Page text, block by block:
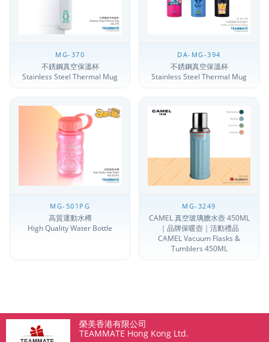
MG-370
不銹鋼真空保溫杯
Stainless Steel Thermal Mug
DA-MG-394
不銹鋼真空保溫杯
Stainless Steel Thermal Mug
MG-501PG
高質運動水樽
High Quality Water Bottle
MG-3249
CAMEL 真空玻璃膽水壺 450ML
｜品牌保暖壺｜活動禮品
CAMEL Vacuum Flasks &
Tumblers 450ML
榮美香港有限公司
TEAMMATE Hong Kong Ltd.